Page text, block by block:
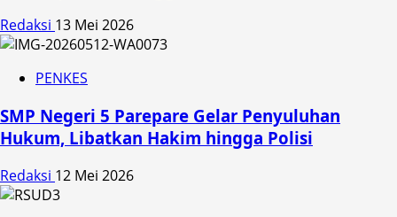
Redaksi 13 Mei 2026
PENKES
SMP Negeri 5 Parepare Gelar Penyuluhan
Hukum, Libatkan Hakim hingga Polisi
Redaksi 12 Mei 2026